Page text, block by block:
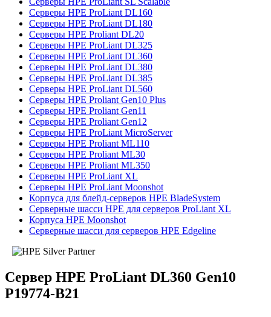
Серверы HPE ProLiant DL160
Серверы HPE ProLiant DL180
Серверы HPE Proliant DL20
Серверы HPE ProLiant DL325
Серверы HPE ProLiant DL360
Серверы HPE ProLiant DL380
Серверы HPE ProLiant DL385
Серверы HPE ProLiant DL560
Серверы HPE Proliant Gen10 Plus
Серверы HPE Proliant Gen11
Серверы HPE Proliant Gen12
Серверы HPE ProLiant MicroServer
Серверы HPE Proliant ML110
Серверы HPE Proliant ML30
Серверы HPE Proliant ML350
Серверы HPE ProLiant XL
Серверы HPE ProLiant Moonshot
Корпуса для блейд-серверов HPE BladeSystem
Серверные шасси HPE для серверов ProLiant XL
Корпуса HPE Moonshot
Серверные шасси для серверов HPE Edgeline
Сервер HPE ProLiant DL360 Gen10
P19774-B21